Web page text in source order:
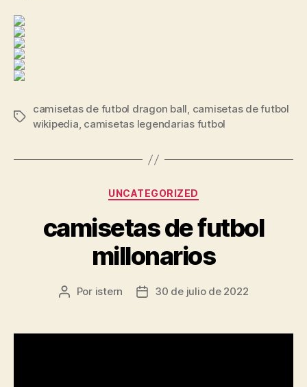
Etiquetas
camisetas de futbol dragon ball, camisetas de futbol
wikipedia, camisetas legendarias futbol
Categorías
UNCATEGORIZED
camisetas de futbol
millonarios
Autor
entrada
Por istern
Fecha
entrada
30 de julio de 2022